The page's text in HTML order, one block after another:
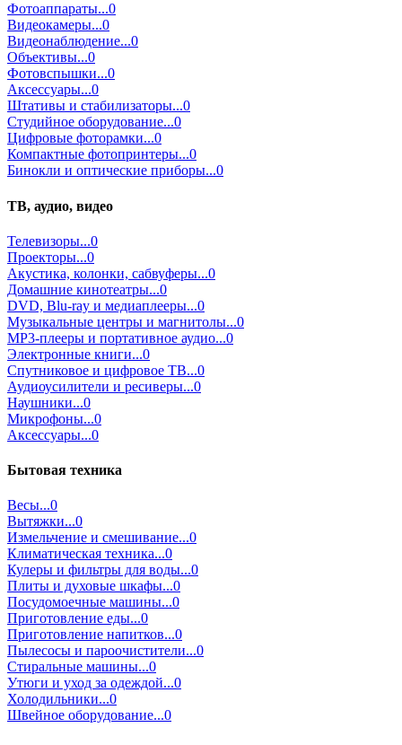
Фотоаппараты...0
Видеокамеры...0
Видеонаблюдение...0
Объективы...0
Фотовспышки...0
Аксессуары...0
Штативы и стабилизаторы...0
Студийное оборудование...0
Цифровые фоторамки...0
Компактные фотопринтеры...0
Бинокли и оптические приборы...0
ТВ, аудио, видео
Телевизоры...0
Проекторы...0
Акустика, колонки, сабвуферы...0
Домашние кинотеатры...0
DVD, Blu-ray и медиаплееры...0
Музыкальные центры и магнитолы...0
MP3-плееры и портативное аудио...0
Электронные книги...0
Спутниковое и цифровое ТВ...0
Аудиоусилители и ресиверы...0
Наушники...0
Микрофоны...0
Аксессуары...0
Бытовая техника
Весы...0
Вытяжки...0
Измельчение и смешивание...0
Климатическая техника...0
Кулеры и фильтры для воды...0
Плиты и духовые шкафы...0
Посудомоечные машины...0
Приготовление еды...0
Приготовление напитков...0
Пылесосы и пароочистители...0
Стиральные машины...0
Утюги и уход за одеждой...0
Холодильники...0
Швейное оборудование...0